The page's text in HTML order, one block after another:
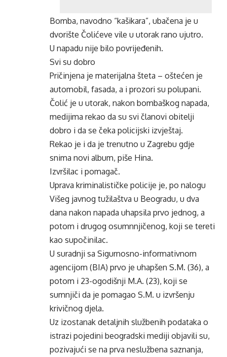
Bomba, navodno “kašikara”, ubačena je u
dvorište Čolićeve vile u utorak rano ujutro.
U napadu nije bilo povrijeđenih.
Svi su dobro
Pričinjena je materijalna šteta – oštećen je
automobil, fasada, a i prozori su polupani.
Čolić je u utorak, nakon bombaškog napada,
medijima rekao da su svi članovi obitelji
dobro i da se čeka policijski izvještaj.
Rekao je i da je trenutno u Zagrebu gdje
snima novi album, piše Hina.
Izvršilac i pomagač.
Uprava kriminalističke policije je, po nalogu
Višeg javnog tužilaštva u Beogradu, u dva
dana nakon napada uhapsila prvo jednog, a
potom i drugog osumnnjičenog, koji se tereti
kao supočinilac.
U suradnji sa Sigurnosno-informativnom
agencijom (BIA) prvo je uhapšen S.M. (36), a
potom i 23-ogodišnji M.A. (23), koji se
sumnjiči da je pomagao S.M. u izvršenju
krivičnog djela.
Uz izostanak detaljnih službenih podataka o
istrazi pojedini beogradski mediji objavili su,
pozivajući se na prva neslužbena saznanja,